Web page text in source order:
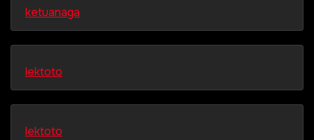
ketuanaga
lektoto
lektoto